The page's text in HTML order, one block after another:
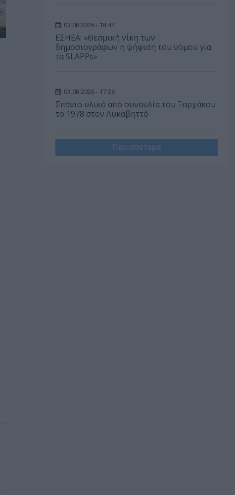
03.08.2026 - 18:44
ΕΣΗΕΑ: «Θεσμική νίκη των
δημοσιογράφων η ψήφιση του νόμου για
τα SLAPPs»
03.08.2026 - 17:26
Σπάνιο υλικό από συναυλία του Ξαρχάκου
το 1978 στον Λυκαβηττό
Περισσότερα